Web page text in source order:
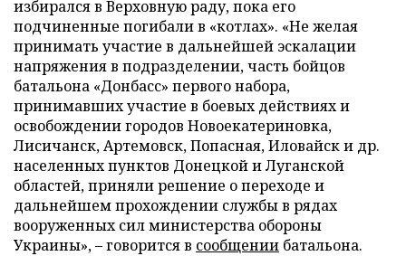
избирался в Верховную раду, пока его
подчиненные погибали в «котлах». «Не желая
принимать участие в дальнейшей эскалации
напряжения в подразделении, часть бойцов
батальона «Донбасс» первого набора,
принимавших участие в боевых действиях и
освобождении городов Новоекатериновка,
Лисичанск, Артемовск, Попасная, Иловайск и др.
населенных пунктов Донецкой и Луганской
областей, приняли решение о переходе и
дальнейшем прохождении службы в рядах
вооруженных сил министерства обороны
Украины», – говорится в сообщении батальона.